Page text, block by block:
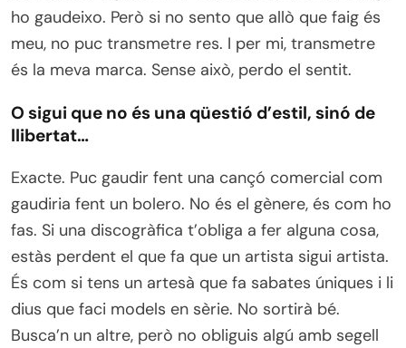
ho gaudeixo. Però si no sento que allò que faig és
meu, no puc transmetre res. I per mi, transmetre
és la meva marca. Sense això, perdo el sentit.
O sigui que no és una qüestió d’estil, sinó de
llibertat…
Exacte. Puc gaudir fent una cançó comercial com
gaudiria fent un bolero. No és el gènere, és com ho
fas. Si una discogràfica t’obliga a fer alguna cosa,
estàs perdent el que fa que un artista sigui artista.
És com si tens un artesà que fa sabates úniques i li
dius que faci models en sèrie. No sortirà bé.
Busca’n un altre, però no obliguis algú amb segell